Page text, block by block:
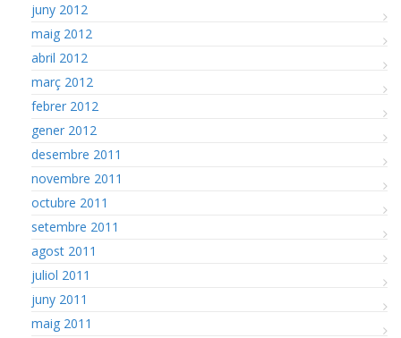
juny 2012
maig 2012
abril 2012
març 2012
febrer 2012
gener 2012
desembre 2011
novembre 2011
octubre 2011
setembre 2011
agost 2011
juliol 2011
juny 2011
maig 2011